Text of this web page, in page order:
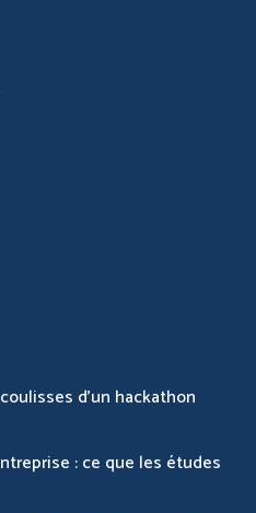
d’un hackathon
: ce que les études